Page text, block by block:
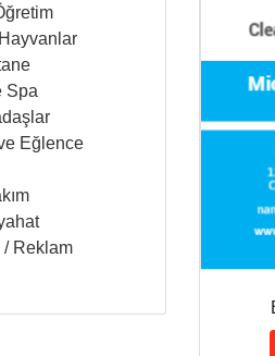
Spa
Eğlence
/ Reklam